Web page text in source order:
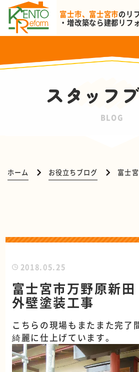
富士市、富士宮市のリ
・増改築なら建都リフ
スタッフ
BLOG
ホーム お役立ちブログ 富士
2018.05.25
富士宮市万野原新
外壁塗装工事
こちらの現場もまたまた完了
綺麗に仕上げています。